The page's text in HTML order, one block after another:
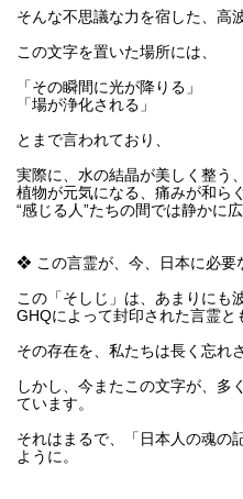
そんな不思議な力を宿した、高
この文字を置いた場所には、
「その瞬間に光が降りる」
「場が浄化される」
とまで言われており、
実際に、水の結晶が美しく整う、
植物が元気になる、痛みが和ら
“感じる人”たちの間では静かに
❖ この言霊が、今、日本に必要
この「そしじ」は、あまりにも
GHQによって封印された言霊と
その存在を、私たちは長く忘れ
しかし、今またこの文字が、多
ています。
それはまるで、「日本人の魂の
ように。